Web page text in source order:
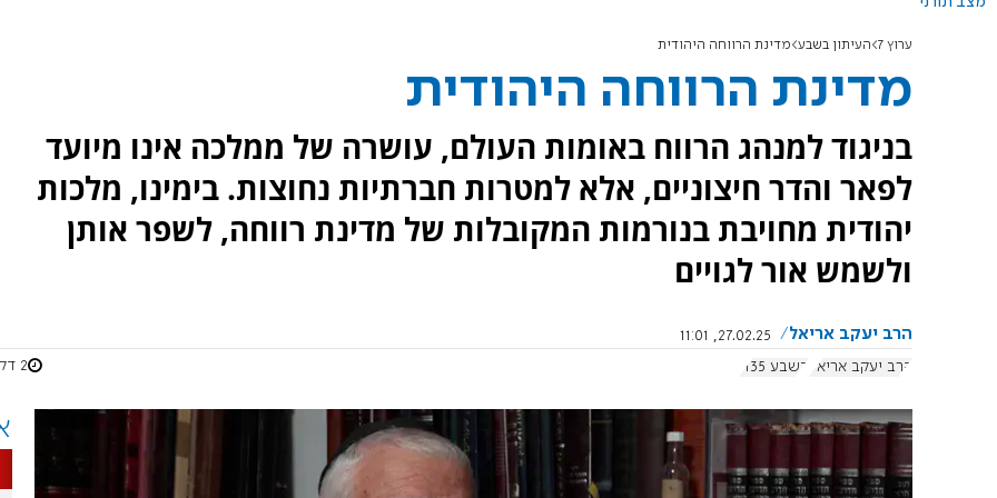
ערוץ 7 העיתון בשבע מדינת הרווחה היהודית
מדינת הרווחה היהודית
בניגוד למנהג הרווח באומות העולם, עושרה של ממלכה אינו מיועד
לפאר והדר חיצוניים, אלא למטרות חברתיות נחוצות. בימינו, מלכות
יהודית מחויבת בנורמות המקובלות של מדינת רווחה, לשפר אותן
ולשמש אור לגויים
הרב יעקב אריאל
27.02.25, 11:01
הרב יעקב אריאל
בשבע 1135 2 דקות